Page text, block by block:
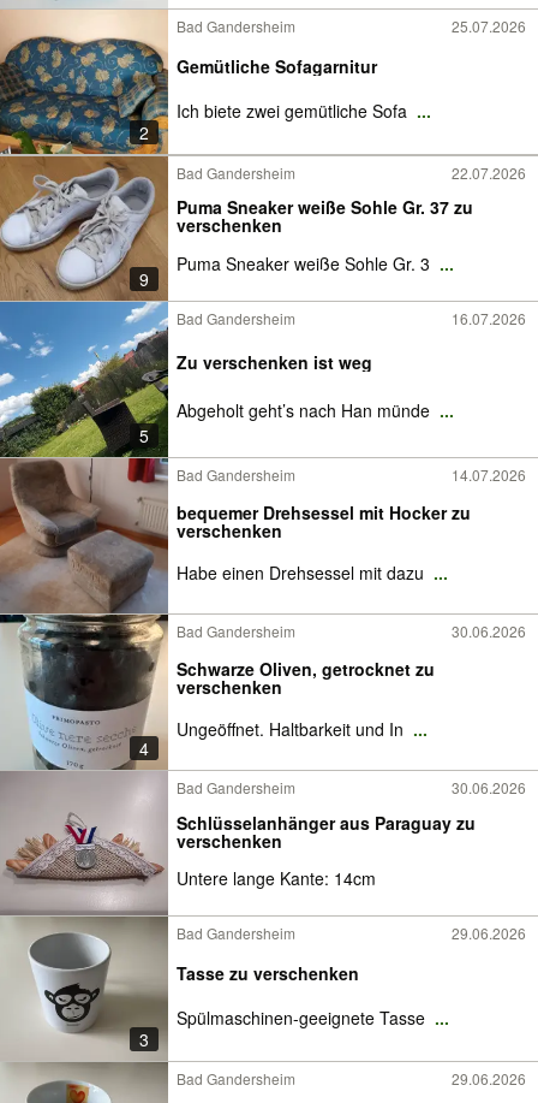
2
Bad Gandersheim 25.07.2026
Gemütliche Sofagarnitur
Ich biete zwei gemütliche Sofa ...
9
Bad Gandersheim 22.07.2026
Puma Sneaker weiße Sohle Gr. 37 zu
verschenken
Puma Sneaker weiße Sohle Gr. 3 ...
5
Bad Gandersheim 16.07.2026
Zu verschenken ist weg
Abgeholt geht’s nach Han münde ...
Bad Gandersheim 14.07.2026
bequemer Drehsessel mit Hocker zu
verschenken
Habe einen Drehsessel mit dazu ...
4
Bad Gandersheim 30.06.2026
Schwarze Oliven, getrocknet zu
verschenken
Ungeöffnet. Haltbarkeit und In ...
Bad Gandersheim 30.06.2026
Schlüsselanhänger aus Paraguay zu
verschenken
Untere lange Kante: 14cm
3
Bad Gandersheim 29.06.2026
Tasse zu verschenken
Spülmaschinen-geeignete Tasse ...
Bad Gandersheim 29.06.2026